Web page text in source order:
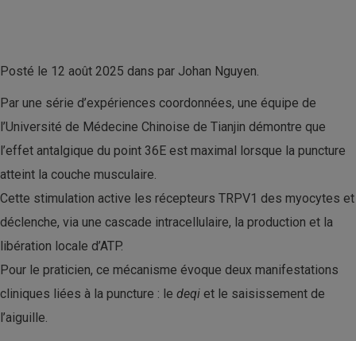
Posté le 12 août 2025 dans par Johan Nguyen.
Par une série d’expériences coordonnées, une équipe de
l’Université de Médecine Chinoise de Tianjin démontre que
l’effet antalgique du point 36E est maximal lorsque la puncture
atteint la couche musculaire.
Cette stimulation active les récepteurs TRPV1 des myocytes et
déclenche, via une cascade intracellulaire, la production et la
libération locale d’ATP.
Pour le praticien, ce mécanisme évoque deux manifestations
cliniques liées à la puncture : le deqi et le saisissement de
l’aiguille.